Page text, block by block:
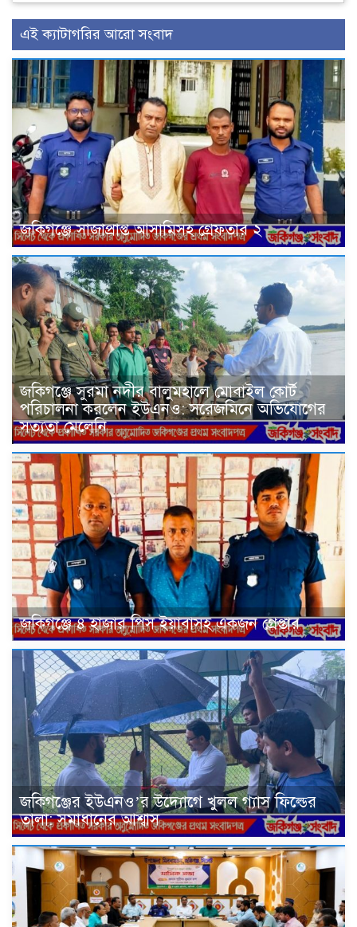
এই ক্যাটাগরির আরো সংবাদ
জকিগঞ্জে সাজাপ্রাপ্ত আসামিসহ গ্রেফতার ২
জকিগঞ্জে সুরমা নদীর বালুমহালে মোবাইল কোর্ট
পরিচালনা করলেন ইউএনও: সরেজমিনে অভিযোগের
সত্যতা মেলেনি
জকিগঞ্জে ৪ হাজার পিস ইয়াবাসহ একজন গ্রেপ্তার
জকিগঞ্জের ইউএনও’র উদ্যোগে খুলল গ্যাস ফিল্ডের
তালা: সমাধানের আশ্বাস